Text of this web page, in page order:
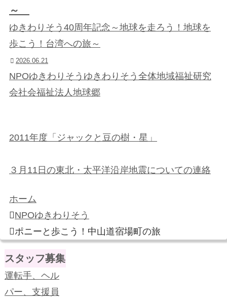
～
ゆきわりそう40周年記念～地球を走ろう！地球を
歩こう！台湾への旅～
2026.06.21
NPOゆきわりそう ゆきわりそう 全体地域福祉研究
会社会福祉法人地球郷
2011年度「ジャックと豆の樹・星」
３月11日の東北・太平洋沿岸地震についての連絡
ホーム
NPOゆきわりそう
ポニーと歩こう！中山道宿場町の旅
スタッフ募集
運転手、ヘル
パー、支援員